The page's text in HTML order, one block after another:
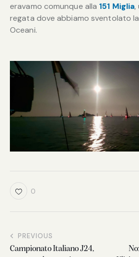
eravamo comunque alla 151 Miglia,
regata dove abbiamo sventolato
Oceani.
0
PREVIOUS
Campionato Italiano J24,